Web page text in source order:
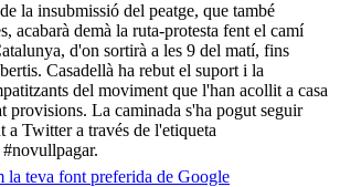
la insubmissió del peatge, que també
acabarà demà la ruta-protesta fent el camí
d'on sortirà a les 9 del matí, fins
Casadellà ha rebut el suport i la
del moviment que l'han acollit a casa
provisions. La caminada s'ha pogut seguir
a Twitter a través de l'etiqueta
la teva font preferida de Google